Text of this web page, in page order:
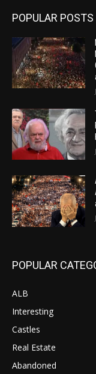
POPULAR POSTS
POPULAR
ALB
Interesting
Castles
Real Estate
Abandoned